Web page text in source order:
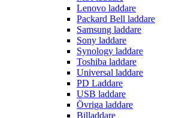
Lenovo laddare
Packard Bell laddare
Samsung laddare
Sony laddare
Synology laddare
Toshiba laddare
Universal laddare
PD Laddare
USB laddare
Övriga laddare
Billaddare